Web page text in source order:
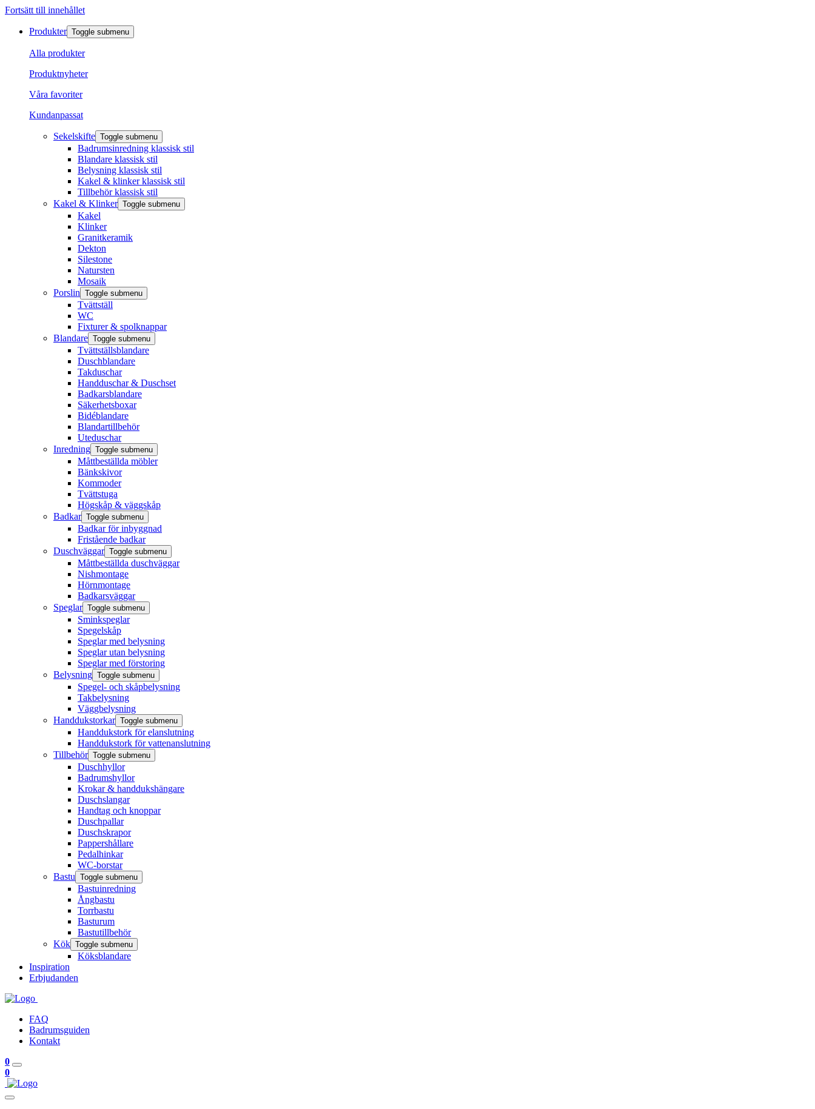
Fortsätt till innehållet
Produkter Toggle submenu
Alla produkter
Produktnyheter
Våra favoriter
Kundanpassat
Sekelskifte Toggle submenu
Badrumsinredning klassisk stil
Blandare klassisk stil
Belysning klassisk stil
Kakel & klinker klassisk stil
Tillbehör klassisk stil
Kakel & Klinker Toggle submenu
Kakel
Klinker
Granitkeramik
Dekton
Silestone
Natursten
Mosaik
Porslin Toggle submenu
Tvättställ
WC
Fixturer & spolknappar
Blandare Toggle submenu
Tvättställsblandare
Duschblandare
Takduschar
Handduschar & Duschset
Badkarsblandare
Säkerhetsboxar
Bidéblandare
Blandartillbehör
Uteduschar
Inredning Toggle submenu
Måttbeställda möbler
Bänkskivor
Kommoder
Tvättstuga
Högskåp & väggskåp
Badkar Toggle submenu
Badkar för inbyggnad
Fristående badkar
Duschväggar Toggle submenu
Måttbeställda duschväggar
Nishmontage
Hörnmontage
Badkarsväggar
Speglar Toggle submenu
Sminkspeglar
Spegelskåp
Speglar med belysning
Speglar utan belysning
Speglar med förstoring
Belysning Toggle submenu
Spegel- och skåpbelysning
Takbelysning
Väggbelysning
Handdukstorkar Toggle submenu
Handdukstork för elanslutning
Handdukstork för vattenanslutning
Tillbehör Toggle submenu
Duschhyllor
Badrumshyllor
Krokar & handdukshängare
Duschslangar
Handtag och knoppar
Duschpallar
Duschskrapor
Pappershållare
Pedalhinkar
WC-borstar
Bastu Toggle submenu
Bastuinredning
Ångbastu
Torrbastu
Basturum
Bastutillbehör
Kök Toggle submenu
Köksblandare
Inspiration
Erbjudanden
FAQ
Badrumsguiden
Kontakt
0
0